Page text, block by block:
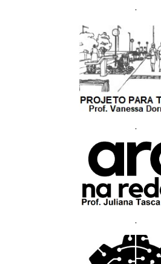
.
.
.